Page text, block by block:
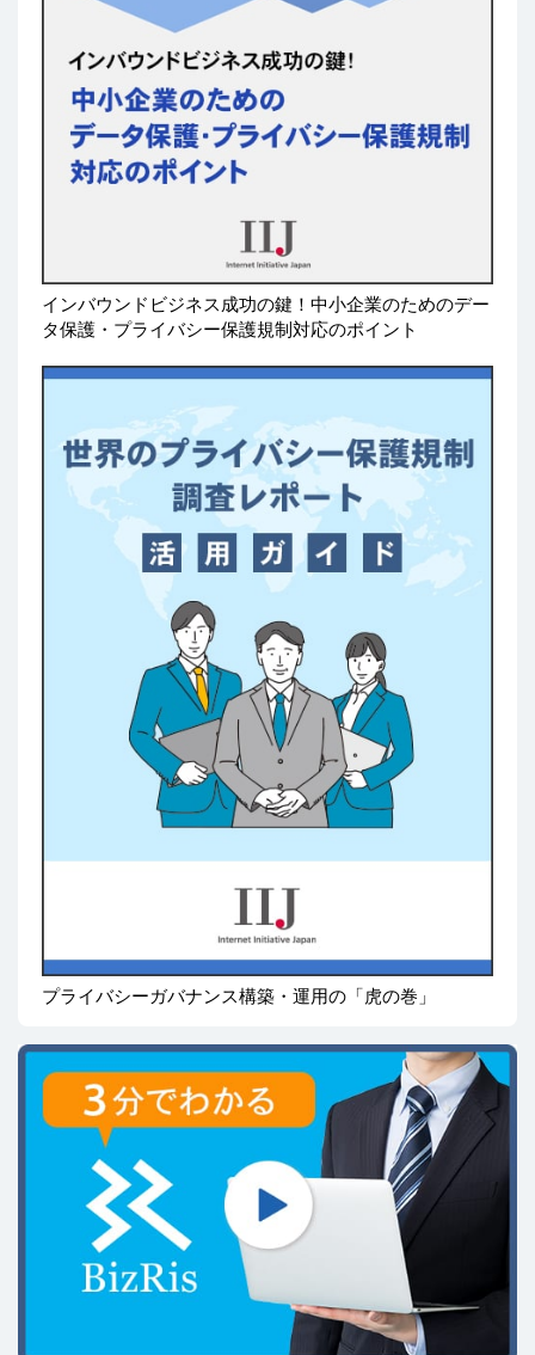
インバウンドビジネス成功の鍵！中小企業のためのデー
タ保護・プライバシー保護規制対応のポイント
プライバシーガバナンス構築・運用の「虎の巻」